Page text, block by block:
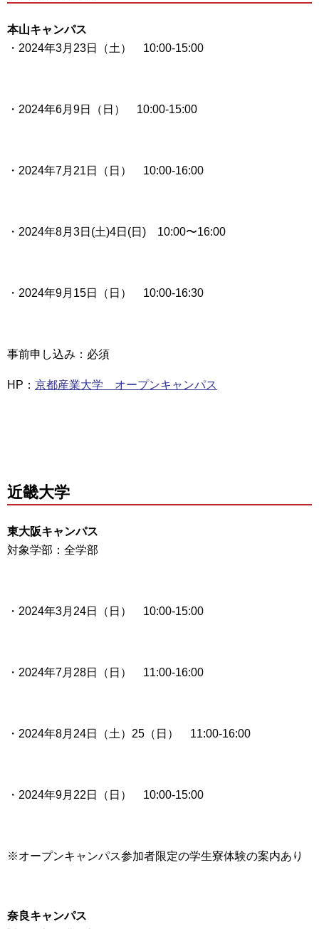
本山キャンパス
・2024年3月23日（土） 10:00-15:00
・2024年6月9日（日） 10:00-15:00
・2024年7月21日（日） 10:00-16:00
・2024年8月3日(土)4日(日) 10:00〜16:00
・2024年9月15日（日） 10:00-16:30
事前申し込み：必須
HP： 京都産業大学 オープンキャンパス
近畿大学
東大阪キャンパス
対象学部：全学部
・2024年3月24日（日） 10:00-15:00
・2024年7月28日（日） 11:00-16:00
・2024年8月24日（土）25（日） 11:00-16:00
・2024年9月22日（日） 10:00-15:00
※オープンキャンパス参加者限定の学生寮体験の案内あり
奈良キャンパス